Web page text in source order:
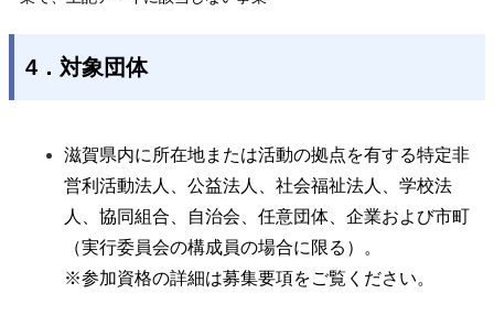
4．対象団体
滋賀県内に所在地または活動の拠点を有する特定非
営利活動法人、公益法人、社会福祉法人、学校法
人、協同組合、自治会、任意団体、企業および市町
（実行委員会の構成員の場合に限る）。
※参加資格の詳細は募集要項をご覧ください。